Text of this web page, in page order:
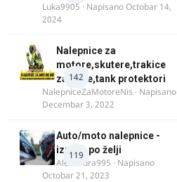
Luka9905 · NapisanoOctobar 14,
2024
142
Nalepnice za
motore,skutere,trakice
za felne,tank protektori
NalepniceZaMotoreNis · Napisano
Decembar 3, 2022
119
Auto/moto nalepnice -
izrada po želji
Alexandra995 · Napisano
Octobar 21, 2023